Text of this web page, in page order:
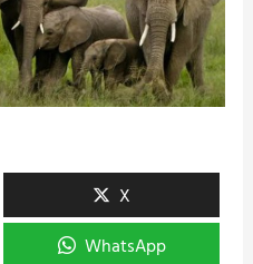
X
WhatsApp